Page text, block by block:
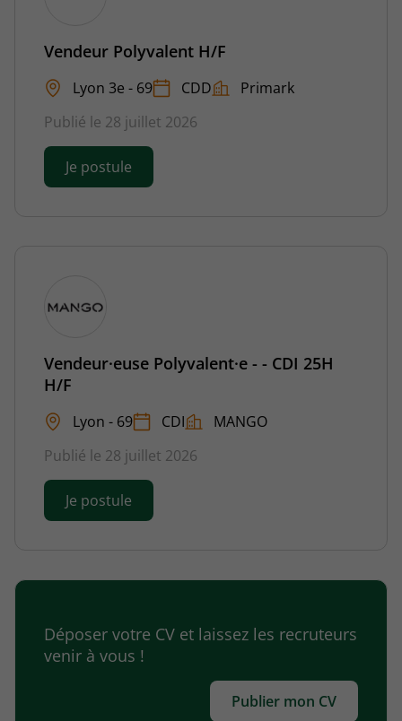
Vendeur Polyvalent H/F
Lyon 3e - 69 CDD
Primark
Publié le 28 juillet 2026
Je postule
Vendeur·euse Polyvalent·e - - CDI 25H
H/F
Lyon - 69 CDI
MANGO
Publié le 28 juillet 2026
Je postule
Déposer votre CV et laissez les recruteurs
venir à vous !
Publier mon CV